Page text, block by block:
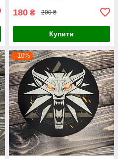
180 ₴ 200 ₴
Купити
–10%